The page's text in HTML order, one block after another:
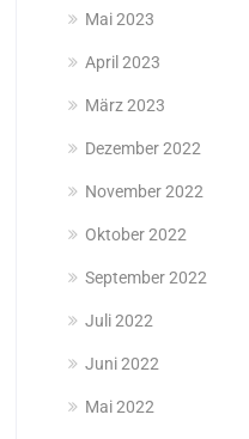
Mai 2023
April 2023
März 2023
Dezember 2022
November 2022
Oktober 2022
September 2022
Juli 2022
Juni 2022
Mai 2022